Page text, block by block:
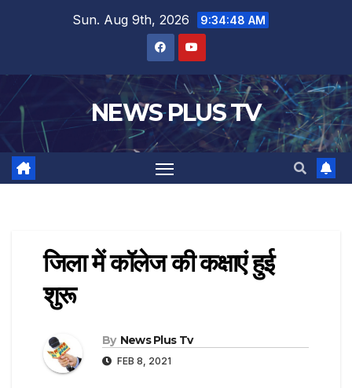
Sun. Aug 9th, 2026 9:34:49 AM
NEWS PLUS TV
जिला में कॉलेज की कक्षाएं हुई
शुरू
By News Plus Tv
FEB 8, 2021